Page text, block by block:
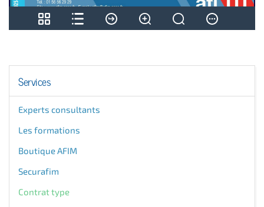
Services
Experts consultants
Les formations
Boutique AFIM
Securafim
Contrat type